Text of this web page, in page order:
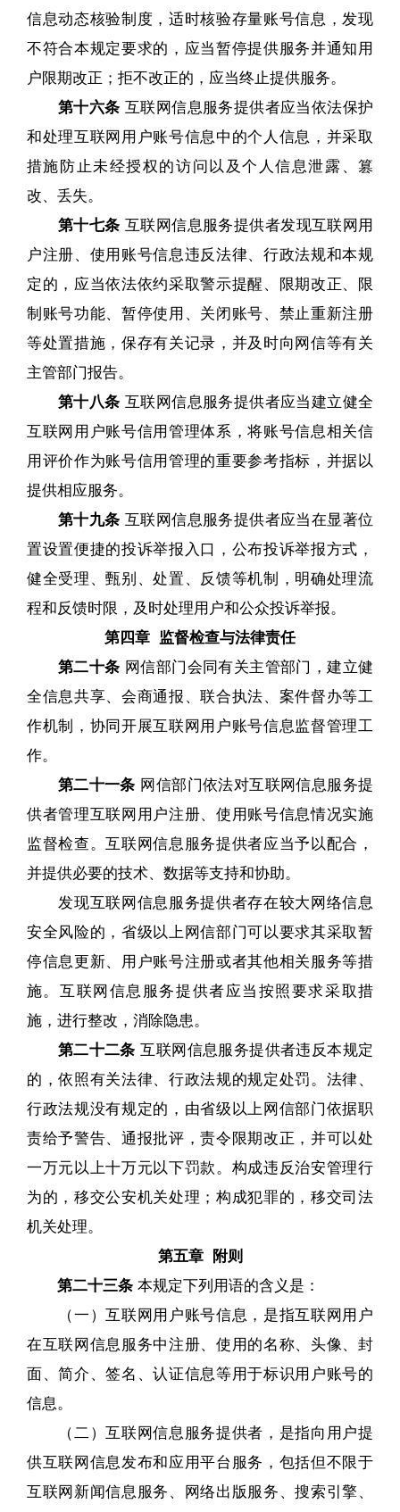
信息动态核验制度，适时核验存量账号信息，发现
不符合本规定要求的，应当暂停提供服务并通知用
户限期改正；拒不改正的，应当终止提供服务。
第十六条 互联网信息服务提供者应当依法保护
和处理互联网用户账号信息中的个人信息，并采取
措施防止未经授权的访问以及个人信息泄露、篡
改、丢失。
第十七条 互联网信息服务提供者发现互联网用
户注册、使用账号信息违反法律、行政法规和本规
定的，应当依法依约采取警示提醒、限期改正、限
制账号功能、暂停使用、关闭账号、禁止重新注册
等处置措施，保存有关记录，并及时向网信等有关
主管部门报告。
第十八条 互联网信息服务提供者应当建立健全
互联网用户账号信用管理体系，将账号信息相关信
用评价作为账号信用管理的重要参考指标，并据以
提供相应服务。
第十九条 互联网信息服务提供者应当在显著位
置设置便捷的投诉举报入口，公布投诉举报方式，
健全受理、甄别、处置、反馈等机制，明确处理流
程和反馈时限，及时处理用户和公众投诉举报。
第四章 监督检查与法律责任
第二十条 网信部门会同有关主管部门，建立健
全信息共享、会商通报、联合执法、案件督办等工
作机制，协同开展互联网用户账号信息监督管理工
作。
第二十一条 网信部门依法对互联网信息服务提
供者管理互联网用户注册、使用账号信息情况实施
监督检查。互联网信息服务提供者应当予以配合，
并提供必要的技术、数据等支持和协助。
发现互联网信息服务提供者存在较大网络信息
安全风险的，省级以上网信部门可以要求其采取暂
停信息更新、用户账号注册或者其他相关服务等措
施。互联网信息服务提供者应当按照要求采取措
施，进行整改，消除隐患。
第二十二条 互联网信息服务提供者违反本规定
的，依照有关法律、行政法规的规定处罚。法律、
行政法规没有规定的，由省级以上网信部门依据职
责给予警告、通报批评，责令限期改正，并可以处
一万元以上十万元以下罚款。构成违反治安管理行
为的，移交公安机关处理；构成犯罪的，移交司法
机关处理。
第五章 附则
第二十三条本规定下列用语的含义是：
（一）互联网用户账号信息，是指互联网用户
在互联网信息服务中注册、使用的名称、头像、封
面、简介、签名、认证信息等用于标识用户账号的
信息。
（二）互联网信息服务提供者，是指向用户提
供互联网信息发布和应用平台服务，包括但不限于
互联网新闻信息服务、网络出版服务、搜索引擎、